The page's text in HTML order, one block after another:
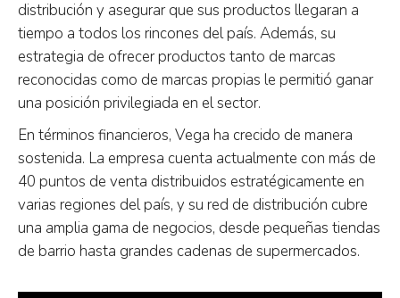
distribución y asegurar que sus productos llegaran a
tiempo a todos los rincones del país. Además, su
estrategia de ofrecer productos tanto de marcas
reconocidas como de marcas propias le permitió ganar
una posición privilegiada en el sector.
En términos financieros, Vega ha crecido de manera
sostenida. La empresa cuenta actualmente con más de
40 puntos de venta distribuidos estratégicamente en
varias regiones del país, y su red de distribución cubre
una amplia gama de negocios, desde pequeñas tiendas
de barrio hasta grandes cadenas de supermercados.